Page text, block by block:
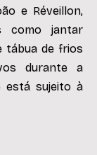
e Réveillon,
como jantar
tábua de frios
durante a
está sujeito à